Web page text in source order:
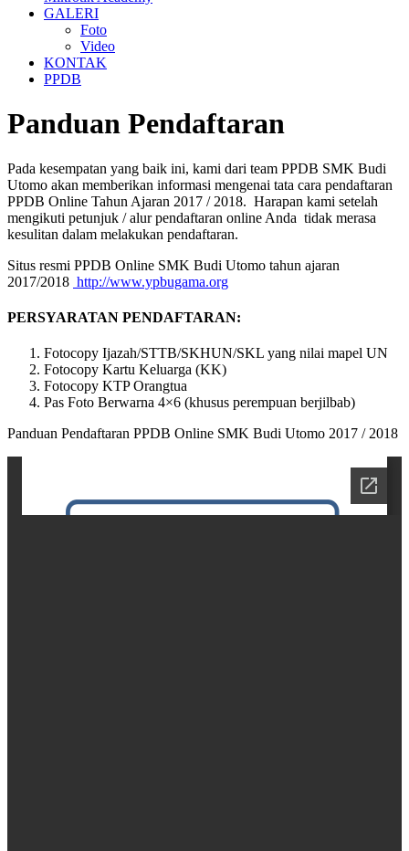
GALERI
Foto
Video
KONTAK
PPDB
Panduan Pendaftaran
Pada kesempatan yang baik ini, kami dari team PPDB SMK Budi
Utomo akan memberikan informasi mengenai tata cara pendaftaran
PPDB Online Tahun Ajaran 2017 / 2018. Harapan kami setelah
mengikuti petunjuk / alur pendaftaran online Anda tidak merasa
kesulitan dalam melakukan pendaftaran.
Situs resmi PPDB Online SMK Budi Utomo tahun ajaran
2017/2018 http://www.ypbugama.org
PERSYARATAN PENDAFTARAN:
Fotocopy Ijazah/STTB/SKHUN/SKL yang nilai mapel UN
Fotocopy Kartu Keluarga (KK)
Fotocopy KTP Orangtua
Pas Foto Berwarna 4×6 (khusus perempuan berjilbab)
Panduan Pendaftaran PPDB Online SMK Budi Utomo 2017 / 2018